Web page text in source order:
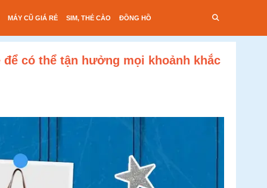
MÁY CŨ GIÁ RẺ SIM, THẺ CÀO ĐỒNG HỒ
có thể tận hưởng mọi khoảnh khắc